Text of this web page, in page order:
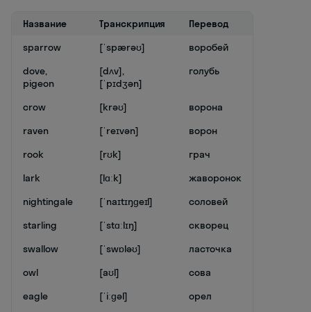
Название Транскрипция
Перевод
sparrow
[ˈspærəʊ]
воробей
dove,
pigeon
[dʌv],
[ˈpɪdʒən]
голубь
crow [krəʊ]
ворона
raven
[ˈreɪvən]
ворон
rook
[rʊk]
грач
lark
[lɑːk]
жаворонок
nightingale
[ˈnaɪtɪŋɡeɪl]
соловей
starling
[ˈstɑːlɪŋ]
скворец
swallow
[ˈswɒləʊ]
ласточка
owl
[aʊl]
сова
eagle
[ˈiːɡəl]
орел